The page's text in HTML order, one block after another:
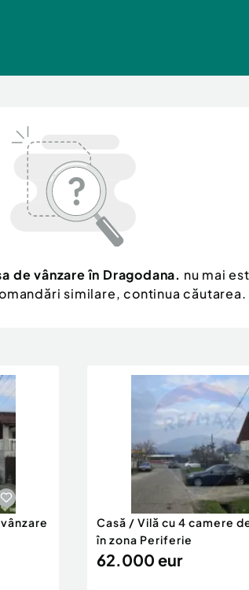
de vânzare în Dragodana. nu mai
similare, continua căutarea.
Casă / Vilă cu 4 camere
în zona Periferie
62.000 eur